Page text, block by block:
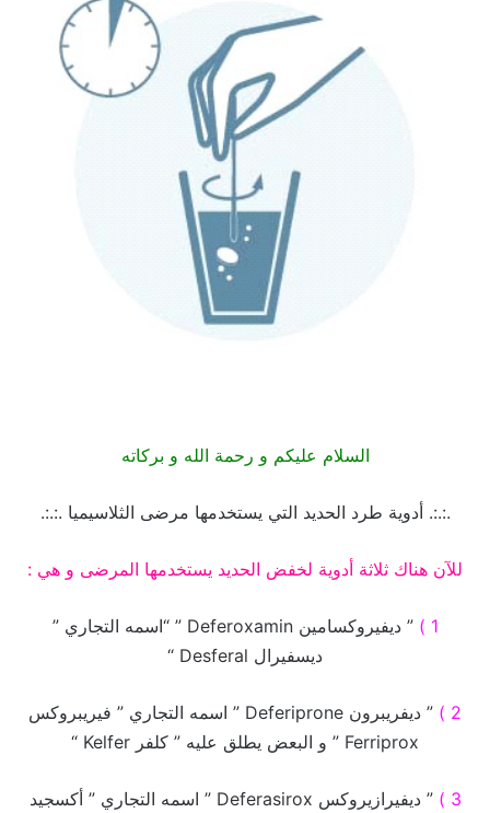
السلام عليكم و رحمة الله و بركاته
.:.:. أدوية طرد الحديد التي يستخدمها مرضى الثلاسيميا .:.:.
للآن هناك ثلاثة أدوية لخفض الحديد يستخدمها المرضى و هي :
1 )
” ديفيروكسامين Deferoxamin ” “اسمه التجاري ”
ديسفيرال Desferal “
2 )
” ديفريبرون Deferiprone ” اسمه التجاري ” فيريبروكس
Ferriprox ” و البعض يطلق عليه ” كلفر Kelfer “
3 )
” ديفيرازيروكس Deferasirox ” اسمه التجاري ” أكسجيد